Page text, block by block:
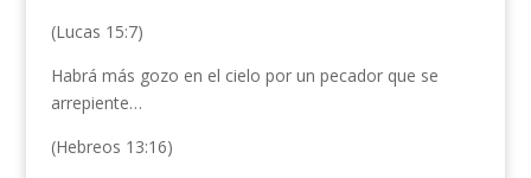
(Lucas 15:7)
Habrá más gozo en el cielo por un pecador que se
arrepiente…
(Hebreos 13:16)